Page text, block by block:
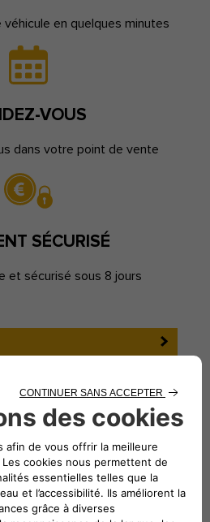
en quelques minutes
VOUS
dans votre point de vente
SÉCURISÉ
et sécurisé sous 8 jours
PRATIQUES
pour vous accompagner dans la
votre véhicule.